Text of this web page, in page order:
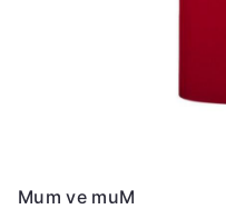
Mum ve muM